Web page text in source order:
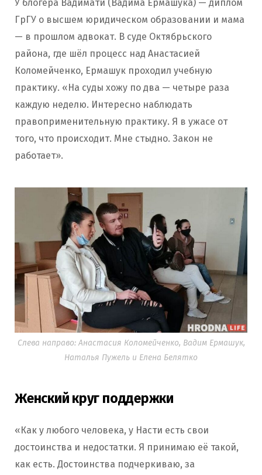
У блогера Вадимати (Вадима Ермашука) — диплом
ГрГУ о высшем юридическом образовании и мама
— в прошлом адвокат. В суде Октябрьского
района, где шёл процесс над Анастасией
Коломейченко, Ермашук проходил учебную
практику. «На суды хожу по два — четыре раза
каждую неделю. Интересно наблюдать
правоприменительную практику. Я в ужасе от
того, что происходит. Мне стыдно. Закон не
работает».
Слева направо: Анастасия Коломейченко, Вадим Ермашук,
Наталья Пужель и Елена Белятко
Женский круг поддержки
«Как у любого человека, у Насти есть свои
достоинства и недостатки. Я принимаю её такой,
как есть. Достоинства подчеркиваю, за